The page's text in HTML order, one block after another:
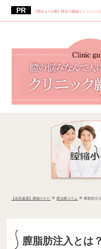
【膣ゆる110番】東京の膣縮小クリニック
【名医厳選】膣縮小ナビ »膣治療コラム »膣脂肪注
膣脂肪注入とは